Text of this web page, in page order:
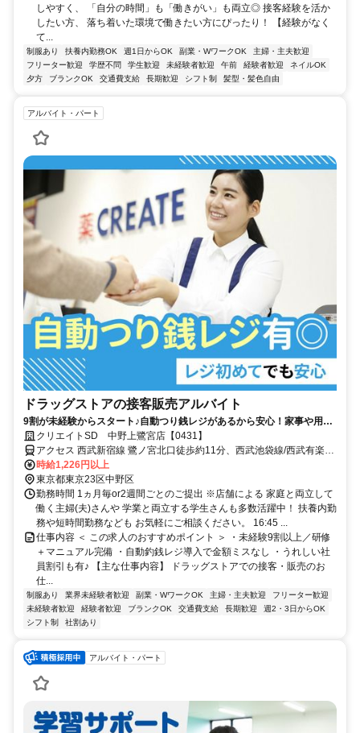
しやすく、 「自分の時間」も「働きがい」も両立◎ 接客経験を活か
したい方、 落ち着いた環境で働きたい方にぴったり！ 【経験がなく
て...
制服あり 扶養内勤務OK 週1日からOK 副業・WワークOK
主婦・主夫歓迎
フリーター歓迎
学歴不問 学生歓迎 未経験者歓迎 午前 経験者歓迎
ネイルOK
夕方
ブランクOK 交通費支給 長期歓迎 シフト制 髪型・髪色自由
アルバイト・パート
ドラッグストアの接客販売アルバイト
9割が未経験からスタート♪自動つり銭レジがあるから安心！家事や用事
と両立もできる◎うれしい社員割引有
クリエイトSD 中野上鷺宮店【0431】
アクセス 西武新宿線 鷺ノ宮北口徒歩約11分、西武池袋線/西武有楽町
線 富士見台南口徒歩約14分、西武新宿線/西武拝島線 下井草南口徒歩
約14分
時給1,226円以上
東京都東京23区中野区
勤務時間 1ヵ月毎or2週間ごとのご提出 ※店舗による 家庭と両立して
働く主婦(夫)さんや 学業と両立する学生さんも多数活躍中！ 扶養内勤
務や短時間勤務なども お気軽にご相談ください。 16:45 ...
仕事内容 ＜ この求人のおすすめポイント ＞ ・未経験9割以上／研修
＋マニュアル完備 ・自動釣銭レジ導入で金額ミスなし ・うれしい社
員割引も有♪ 【主な仕事内容】 ドラッグストアでの接客・販売のお
仕...
制服あり 業界未経験者歓迎 副業・WワークOK 主婦・主夫歓迎
フリーター歓迎
未経験者歓迎
経験者歓迎 ブランクOK 交通費支給 長期歓迎
週2・3日からOK
シフト制
社割あり
アルバイト・パート